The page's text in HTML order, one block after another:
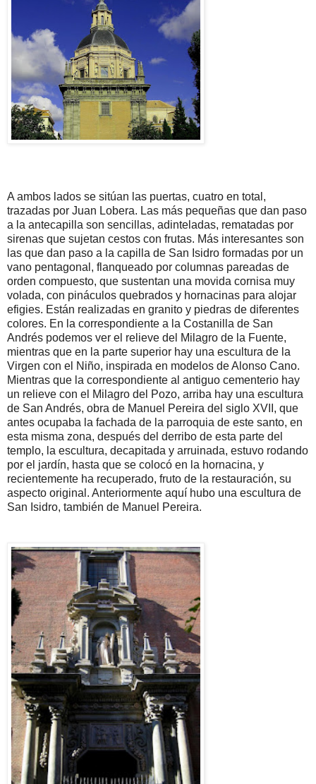
A ambos lados se sitúan las puertas, cuatro en total,
trazadas por Juan Lobera. Las más pequeñas que dan paso
a la antecapilla son sencillas, adinteladas, rematadas por
sirenas que sujetan cestos con frutas. Más interesantes son
las que dan paso a la capilla de San Isidro formadas por un
vano pentagonal, flanqueado por columnas pareadas de
orden compuesto, que sustentan una movida cornisa muy
volada, con pináculos quebrados y hornacinas para alojar
efigies. Están realizadas en granito y piedras de diferentes
colores. En la correspondiente a la Costanilla de San
Andrés podemos ver el relieve del Milagro de la Fuente,
mientras que en la parte superior hay una escultura de la
Virgen con el Niño, inspirada en modelos de Alonso Cano.
Mientras que la correspondiente al antiguo cementerio hay
un relieve con el Milagro del Pozo, arriba hay una escultura
de San Andrés, obra de Manuel Pereira del siglo XVII, que
antes ocupaba la fachada de la parroquia de este santo, en
esta misma zona, después del derribo de esta parte del
templo, la escultura, decapitada y arruinada, estuvo rodando
por el jardín, hasta que se colocó en la hornacina, y
recientemente ha recuperado, fruto de la restauración, su
aspecto original. Anteriormente aquí hubo una escultura de
San Isidro, también de Manuel Pereira.